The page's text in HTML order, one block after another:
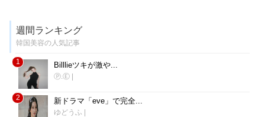
週間ランキング
韓国美容の人気記事
1 Billlieツキが激や...
Ⓟ.Ⓔ |
2 新ドラマ「eve」で完全...
ゆどうふ |